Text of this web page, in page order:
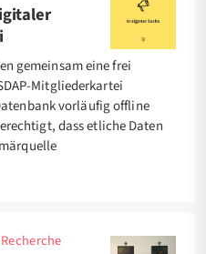
gemeinsam eine frei
Mitgliederkartei
vorläufig offline
dass etliche Daten